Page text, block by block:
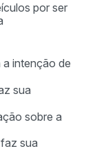
por ser
intenção de
sua
sobre a
sua